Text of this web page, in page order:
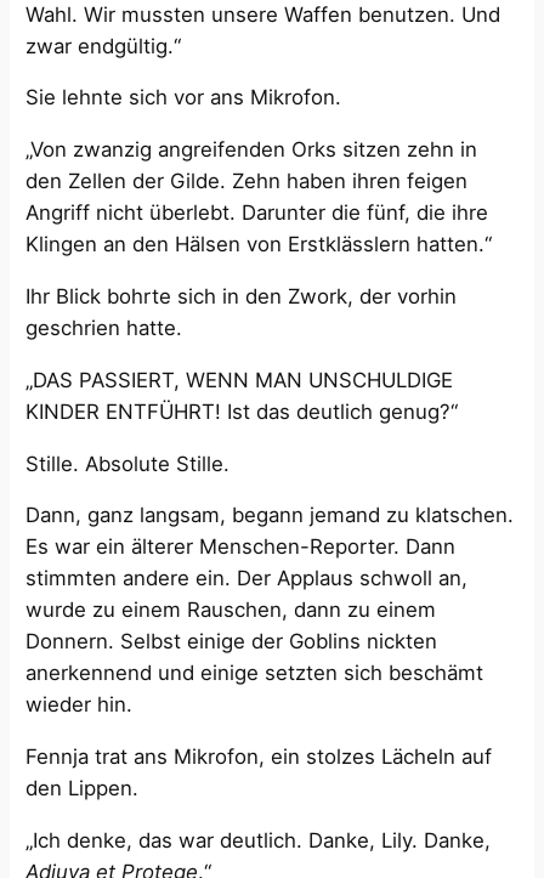
Wahl. Wir mussten unsere Waffen benutzen. Und
zwar endgültig.“
Sie lehnte sich vor ans Mikrofon.
„Von zwanzig angreifenden Orks sitzen zehn in
den Zellen der Gilde. Zehn haben ihren feigen
Angriff nicht überlebt. Darunter die fünf, die ihre
Klingen an den Hälsen von Erstklässlern hatten.“
Ihr Blick bohrte sich in den Zwork, der vorhin
geschrien hatte.
„DAS PASSIERT, WENN MAN UNSCHULDIGE
KINDER ENTFÜHRT! Ist das deutlich genug?“
Stille. Absolute Stille.
Dann, ganz langsam, begann jemand zu klatschen.
Es war ein älterer Menschen-Reporter. Dann
stimmten andere ein. Der Applaus schwoll an,
wurde zu einem Rauschen, dann zu einem
Donnern. Selbst einige der Goblins nickten
anerkennend und einige setzten sich beschämt
wieder hin.
Fennja trat ans Mikrofon, ein stolzes Lächeln auf
den Lippen.
„Ich denke, das war deutlich. Danke, Lily. Danke,
Adiuva et Protege.“